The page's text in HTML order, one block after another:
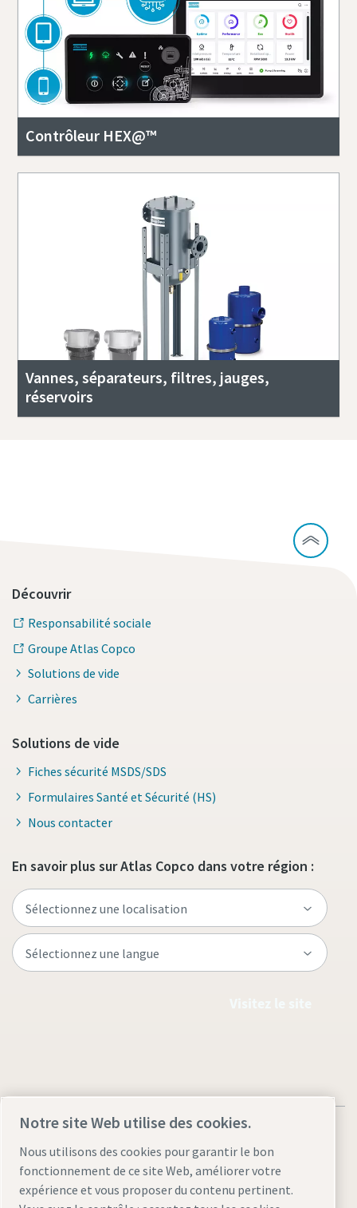
Contrôleur HEX@™
Vannes, séparateurs, filtres, jauges,
réservoirs
Découvrir
Responsabilité sociale
Groupe Atlas Copco
Solutions de vide
Carrières
Solutions de vide
Fiches sécurité MSDS/SDS
Formulaires Santé et Sécurité (HS)
Nous contacter
En savoir plus sur Atlas Copco dans votre région :
Mentions légales et déclaration de confidentialité
Notre site Web utilise des cookies.
Nous utilisons des cookies pour garantir le bon
fonctionnement de ce site Web, améliorer votre
expérience et vous proposer du contenu pertinent.